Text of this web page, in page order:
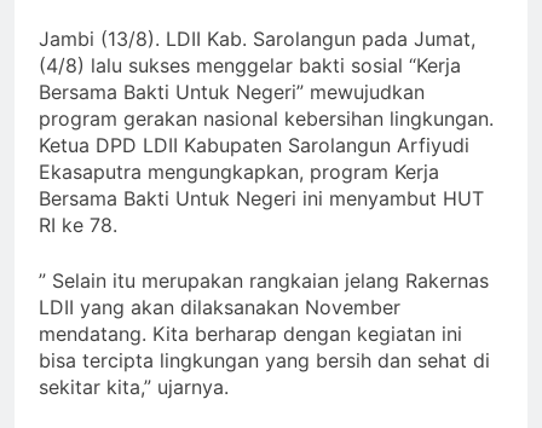
Jambi (13/8). LDII Kab. Sarolangun pada Jumat,
(4/8) lalu sukses menggelar bakti sosial “Kerja
Bersama Bakti Untuk Negeri” mewujudkan
program gerakan nasional kebersihan lingkungan.
Ketua DPD LDII Kabupaten Sarolangun Arfiyudi
Ekasaputra mengungkapkan, program Kerja
Bersama Bakti Untuk Negeri ini menyambut HUT
RI ke 78.
” Selain itu merupakan rangkaian jelang Rakernas
LDII yang akan dilaksanakan November
mendatang. Kita berharap dengan kegiatan ini
bisa tercipta lingkungan yang bersih dan sehat di
sekitar kita,” ujarnya.